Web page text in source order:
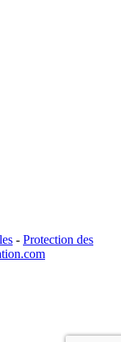
- Protection des